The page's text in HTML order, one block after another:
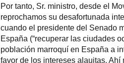
Por tanto, Sr. ministro, desde el
reprochamos su desafortunada
cuando el presidente del Senado
España (“recuperar las ciudades
población marroquí en España a
favor de los intereses alauitas.